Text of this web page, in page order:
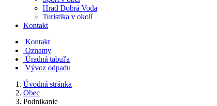
Hrad Dobrá Voda
Turistika v okolí
Kontakt
Kontakt
Oznamy
Úradná tabuľa
Vývoz odpadu
Úvodná stránka
Obec
Podnikanie